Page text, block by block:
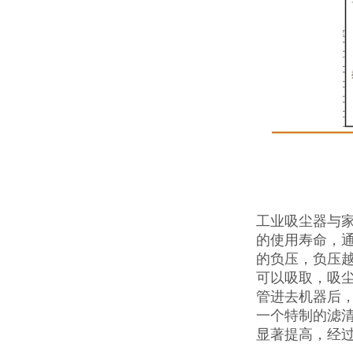
工业吸尘器与
的使用寿命，
的负压，负压
可以吸取，吸
管进去机器后
一个特制的滤
显著提高，经